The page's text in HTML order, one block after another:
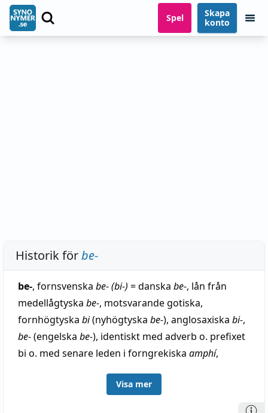
Spel
Skapa
konto
Historik förbe-
be-, fornsvenska be- (bi-) = danska be-, lån från
medellågtyska be-, motsvarande gotiska,
fornhögtyska bi(nyhögtyska be-), anglosaxiska bi-,
be-(engelska be-), identiskt med adverb o. prefixet
bi o. med senare leden i forngrekiska amphí,
senare två ord sammanfallit: urindoeuropeiska
Visa mer